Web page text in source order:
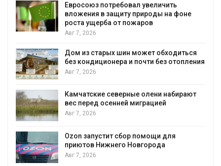
Евросоюз потребовал увеличить
вложения в защиту природы на фоне
роста ущерба от пожаров
Авг 7, 2026
Дом из старых шин может обходиться
без кондиционера и почти без отопления
Авг 7, 2026
Камчатские северные олени набирают
вес перед осенней миграцией
Авг 7, 2026
Ozon запустит сбор помощи для
приютов Нижнего Новгорода
Авг 7, 2026